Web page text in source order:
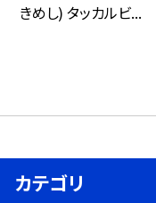
きめし) タッカルビ...
カテゴリ